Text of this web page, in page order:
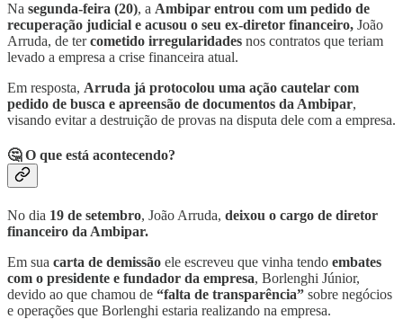
Na segunda-feira (20), a Ambipar entrou com um pedido de
recuperação judicial e acusou o seu ex-diretor financeiro, João
Arruda, de tercometido irregularidades nos contratos que teriam
levado a empresa a crise financeira atual.
Em resposta, Arruda já protocolou uma ação cautelar com
pedido de busca e apreensão de documentos da Ambipar,
visando evitar a destruição de provas na disputa dele com a empresa.
🤔 O que está acontecendo?
No dia 19 de setembro, João Arruda, deixou o cargo de diretor
financeiro da Ambipar.
Em sua carta de demissão ele escreveu que vinha tendo embates
com o presidente e fundador da empresa, Borlenghi Júnior,
devido ao que chamou de “falta de transparência” sobre negócios
e operações que Borlenghi estaria realizando na empresa.